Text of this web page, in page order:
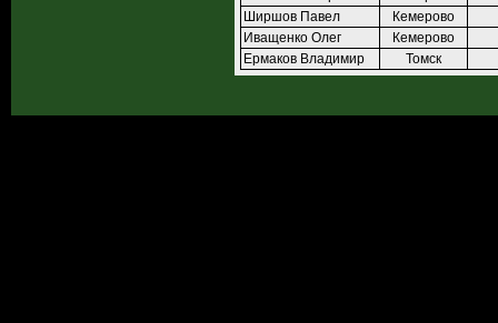
Ширшов Павел
Кемерово
Иващенко Олег
Кемерово
Ермаков Владимир
Томск